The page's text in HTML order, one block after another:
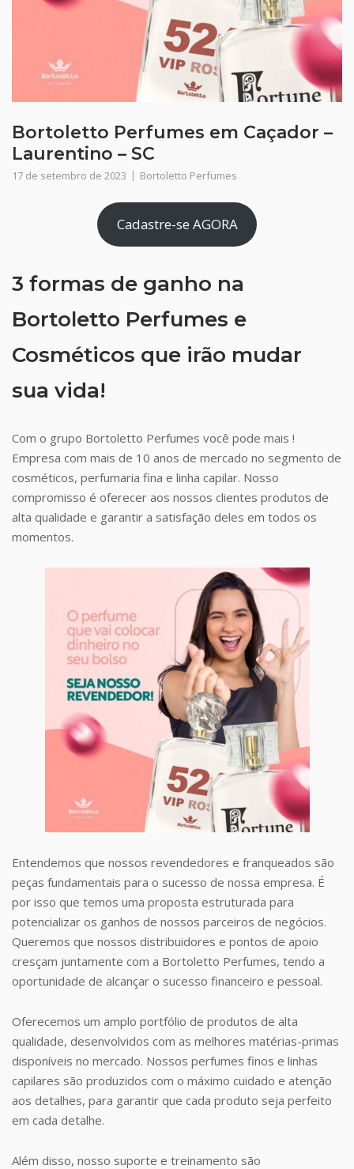
Bortoletto Perfumes em Caçador –
Laurentino – SC
17 de setembro de 2023 Bortoletto Perfumes
Cadastre-se AGORA
3 formas de ganho na
Bortoletto Perfumes e
Cosméticos que irão mudar
sua vida!
Com o grupo Bortoletto Perfumes você pode mais !
Empresa com mais de 10 anos de mercado no segmento de
cosméticos, perfumaria fina e linha capilar. Nosso
compromisso é oferecer aos nossos clientes produtos de
alta qualidade e garantir a satisfação deles em todos os
momentos.
Entendemos que nossos revendedores e franqueados são
peças fundamentais para o sucesso de nossa empresa. É
por isso que temos uma proposta estruturada para
potencializar os ganhos de nossos parceiros de negócios.
Queremos que nossos distribuidores e pontos de apoio
cresçam juntamente com a Bortoletto Perfumes, tendo a
oportunidade de alcançar o sucesso financeiro e pessoal.
Oferecemos um amplo portfólio de produtos de alta
qualidade, desenvolvidos com as melhores matérias-primas
disponíveis no mercado. Nossos perfumes finos e linhas
capilares são produzidos com o máximo cuidado e atenção
aos detalhes, para garantir que cada produto seja perfeito
em cada detalhe.
Além disso, nosso suporte e treinamento são